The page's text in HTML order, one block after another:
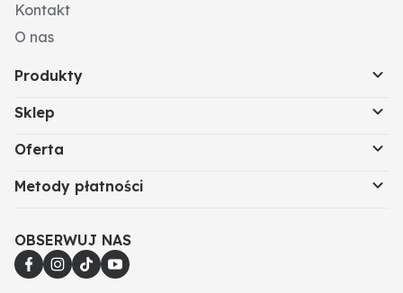
Długość (mm): 120
Typ gwintu: gwint standardowy
Kontakt
O nas
Produkty
Sklep
Oferta
Metody płatności
OBSERWUJ NAS